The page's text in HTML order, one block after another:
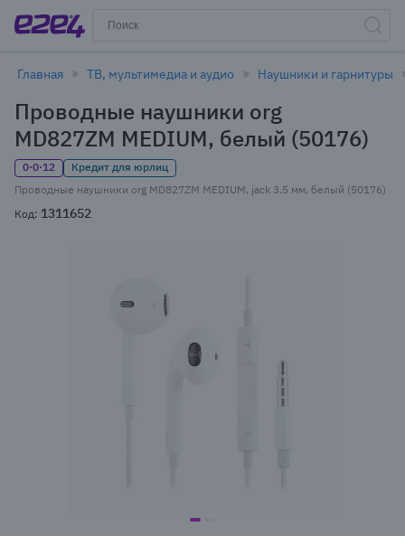
Главная ТВ, мультимедиа и аудио Наушники и гарнитуры
Проводные наушники org
MD827ZM MEDIUM, белый (50176)
0·0·12
Кредит для юрлиц
Проводные наушники org MD827ZM MEDIUM, jack 3.5 мм, белый (50176)
Код: 1311652
item